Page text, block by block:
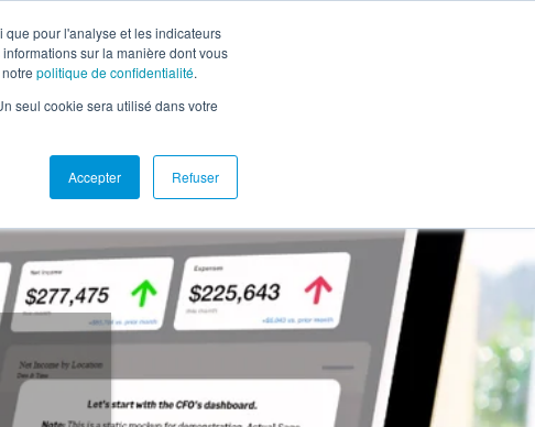
pour l'analyse et les indicateurs
sur la manière dont vous
politique de confidentialité.
seul cookie sera utilisé dans votre
Accepter Refuser